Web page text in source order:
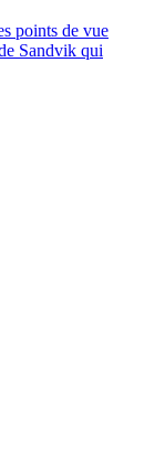
points de vue
Sandvik qui